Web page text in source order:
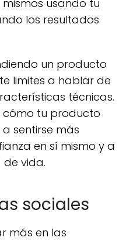
usando tu
los resultados
un producto
limites a hablar de
técnicas.
cómo tu producto
sentirse más
en sí mismo y a
vida.
sociales
más en las